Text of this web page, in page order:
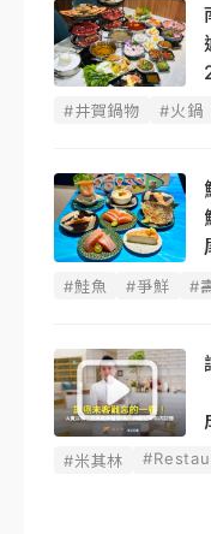
#井賀鍋物 #火鍋
#鮭魚 #爭鮮 #
#米其林